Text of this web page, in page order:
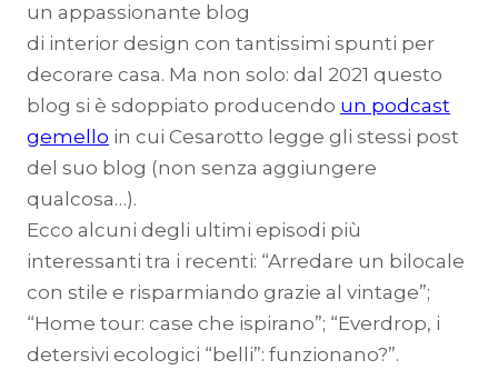
un appassionante blog
di interior design con tantissimi spunti per
decorare casa. Ma non solo: dal 2021 questo
blog si è sdoppiato producendo un podcast
gemello in cui Cesarotto legge gli stessi post
del suo blog (non senza aggiungere
qualcosa…).
Ecco alcuni degli ultimi episodi più
interessanti tra i recenti: “Arredare un bilocale
con stile e risparmiando grazie al vintage”;
“Home tour: case che ispirano”; “Everdrop, i
detersivi ecologici “belli”: funzionano?”.